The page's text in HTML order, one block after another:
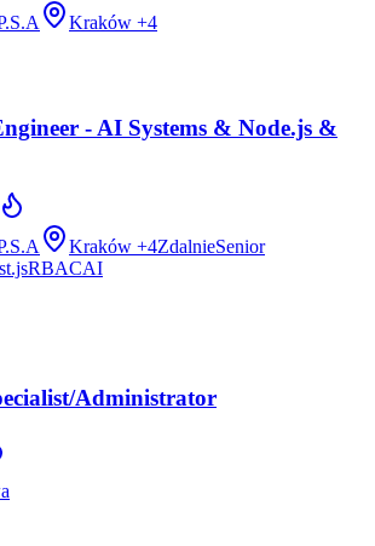
Kraków +4
- AI Systems & Node.js &
Kraków +4ZdalnieSenior
RBACAI
Administrator